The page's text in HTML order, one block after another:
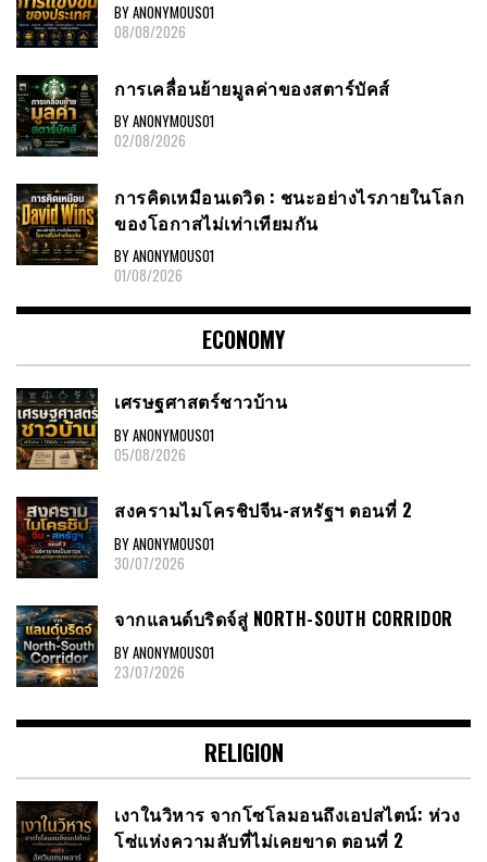
BY ANONYMOUS01
08/08/2026
การเคลื่อนย้ายมูลค่าของสตาร์บัคส์
BY ANONYMOUS01
02/08/2026
การคิดเหมือนเดวิด : ชนะอย่างไรภายในโลก
ของโอกาสไม่เท่าเทียมกัน
BY ANONYMOUS01
01/08/2026
ECONOMY
เศรษฐศาสตร์ชาวบ้าน
BY ANONYMOUS01
05/08/2026
สงครามไมโครชิปจีน-สหรัฐฯ ตอนที่ 2
BY ANONYMOUS01
30/07/2026
จากแลนด์บริดจ์สู่ NORTH-SOUTH CORRIDOR
BY ANONYMOUS01
23/07/2026
RELIGION
เงาในวิหาร จากโซโลมอนถึงเอปสไตน์: ห่วง
โซ่แห่งความลับที่ไม่เคยขาด ตอนที่ 2